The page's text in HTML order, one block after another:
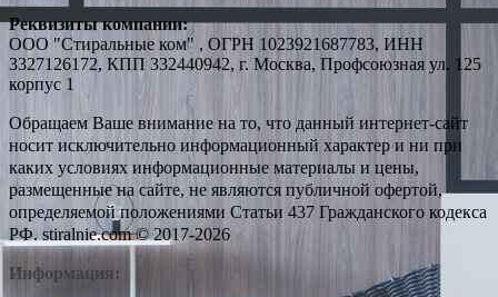
Реквизиты компании:
ООО "Стиральные ком" , ОГРН 1023921687783, ИНН
3327126172, КПП 332440942, г. Москва, Профсоюзная ул. 125
корпус 1
Обращаем Ваше внимание на то, что данный интернет-сайт
носит исключительно информационный характер и ни при
каких условиях информационные материалы и цены,
размещенные на сайте, не являются публичной офертой,
определяемой положениями Статьи 437 Гражданского кодекса
РФ. stiralnie.com © 2017-2026
Информация: